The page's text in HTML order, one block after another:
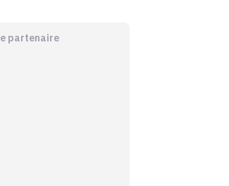
partenaire